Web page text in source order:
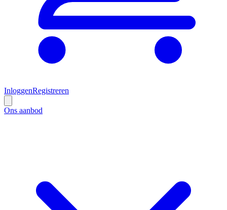
InloggenRegistreren
Ons aanbod